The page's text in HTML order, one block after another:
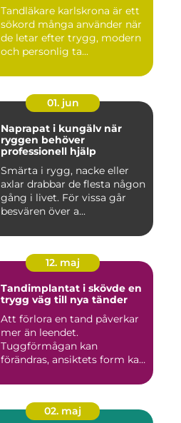
Tandläkare karlskrona är ett
sökord många använder när
de letar efter trygg, modern
och personlig ta...
01. jun
Naprapat i kungälv när
ryggen behöver
professionell hjälp
Smärta i rygg, nacke eller
axlar drabbar de flesta någon
gång i livet. För vissa går
besvären över a...
12. maj
Tandimplantat i skövde en
trygg väg till nya tänder
Att förlora en tand påverkar
mer än leendet.
Tuggförmågan kan
förändras, ansiktets form kan
02. maj